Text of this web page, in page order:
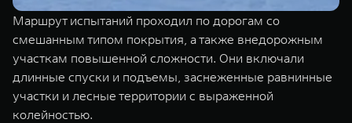
Маршрут испытаний проходил по дорогам со
смешанным типом покрытия, а также внедорожным
участкам повышенной сложности. Они включали
длинные спуски и подъемы, заснеженные равнинные
участки и лесные территории с выраженной
колейностью.